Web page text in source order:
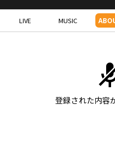
LIVE MUSIC
登録された内容